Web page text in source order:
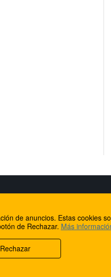
Internet Rural Mallorca
Registro de dominios
de anuncios. Estas cookies
de Rechazar. Más
Rechazar